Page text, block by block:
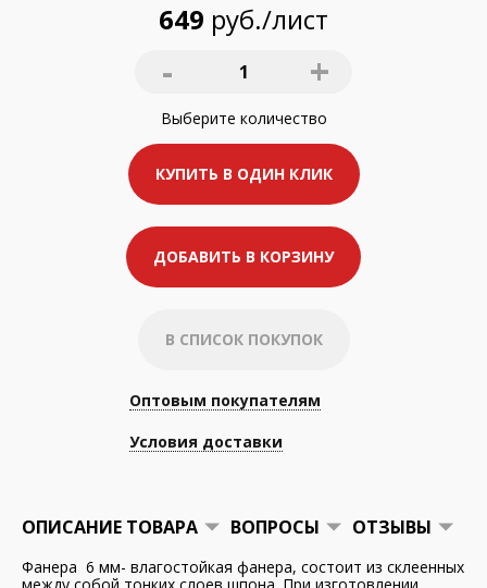
649 руб./лист
- 1 +
Выберите количество
КУПИТЬ В ОДИН КЛИК
ДОБАВИТЬ В КОРЗИНУ
В СПИСОК ПОКУПОК
Оптовым покупателям
Условия доставки
ОПИСАНИЕ ТОВАРА ВОПРОСЫ ОТЗЫВЫ
Фанера 6 мм- влагостойкая фанера, состоит из склеенных